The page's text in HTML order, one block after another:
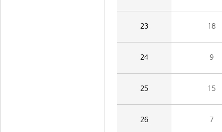
23 18
24 9
25 15
26 7